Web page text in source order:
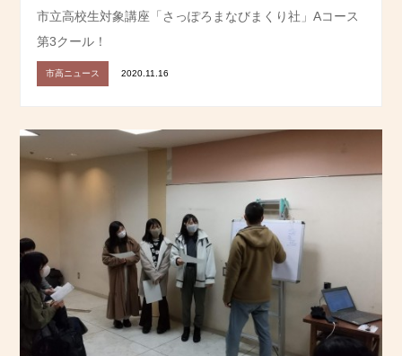
市立高校生対象講座「さっぽろまなびまくり社」Aコース
第3クール！
市高ニュース 2020.11.16